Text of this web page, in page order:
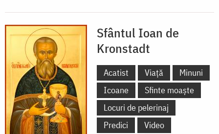
Sfântul Ioan de
Kronstadt
Acatist Viață
Minuni
Icoane
Sfinte moaște
Locuri de pelerinaj
Predici
Video